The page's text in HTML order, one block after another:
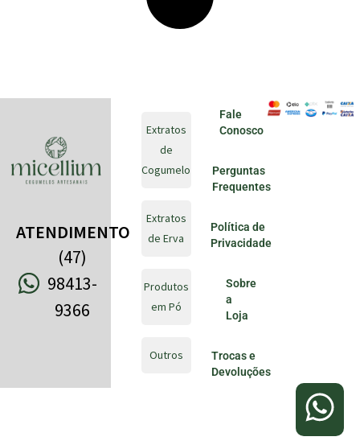
ATENDIMENTO
(47)
98413-
9366
Extratos
de
Cogumelo
Extratos
de Erva
Produtos
em Pó
Outros
Fale
Conosco
Perguntas
Frequentes
Política de
Privacidade
Sobre
a
Loja
Trocas e
Devoluções